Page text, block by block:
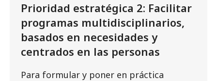
Prioridad estratégica 2: Facilitar
programas multidisciplinarios,
basados en necesidades y
centrados en las personas
Para formular y poner en práctica